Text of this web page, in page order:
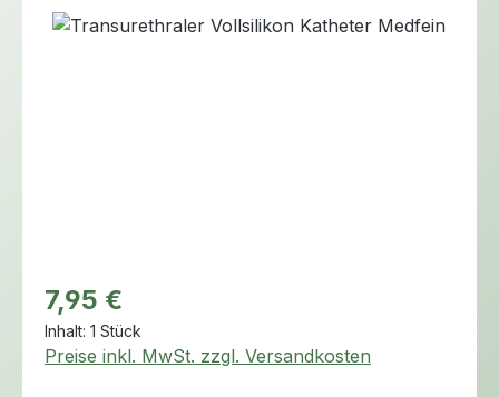
Bildergalerie überspringen
Regulärer Preis:
7,95 €
Inhalt: 1 Stück
Preise inkl. MwSt. zzgl. Versandkosten